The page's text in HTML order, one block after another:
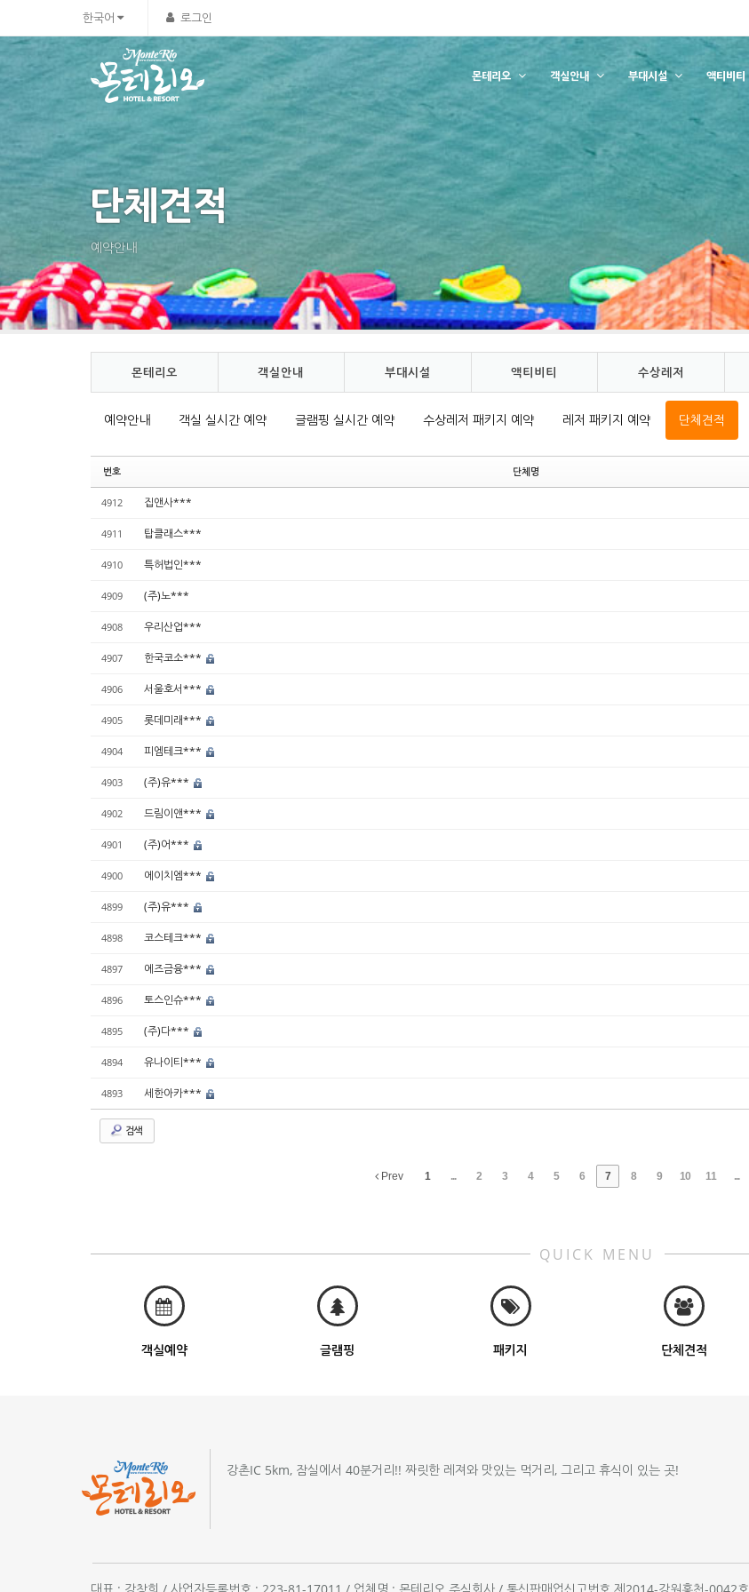
한국어 로그인
몬테리오 객실안내 부대시설 액티비티
단체견적
예약안내
몬테리오 객실안내 부대시설 액티비티 수상레저
예약안내 객실 실시간 예약 글램핑 실시간 예약 수상레저 패키지 예약 레저 패키지 예약 단체견적
번호 단체명
4912 집앤사***
4911 탑클래스***
4910 특허법인***
4909 (주)노***
4908 우리산업***
4907 한국코소***
4906 서울호서***
4905 롯데미래***
4904 피엠테크***
4903 (주)유***
4902 드림이앤***
4901 (주)어***
4900 에이치엠***
4899 (주)유***
4898 코스테크***
4897 에즈금융***
4896 토스인슈***
4895 (주)다***
4894 유나이티***
4893 세한아카***
검색
Prev 1 ... 2 3 4 5 6 7 8 9 10 11 ...
QUICK MENU
객실예약 글램핑 패키지 단체견적
강촌IC 5km, 잠실에서 40분거리!! 짜릿한 레져와 맛있는 먹거리, 그리고 휴식이 있는 곳!
Sketchbook5, 스케치북5